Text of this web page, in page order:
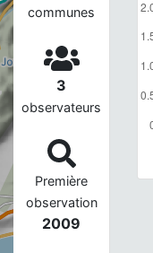
communes
3
observateurs
Première
observation
2009